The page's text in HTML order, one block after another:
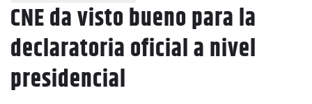
CNE da visto bueno para la
declaratoria oficial a nivel
presidencial